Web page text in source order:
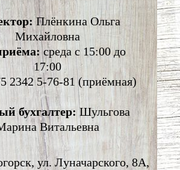
Плёнкина Ольга
Михайловна
среда с 15:00 до
17:00
2342 5-76-81 (приёмная)
бухгалтер:Шульгова
Витальевна
ул. Луначарского, 8А,